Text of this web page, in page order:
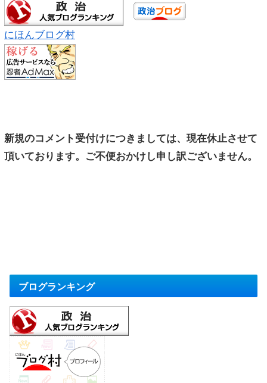
にほんブログ村
新規のコメント受付けにつきましては、現在休止させて
頂いております。ご不便おかけし申し訳ございません。
ブログランキング